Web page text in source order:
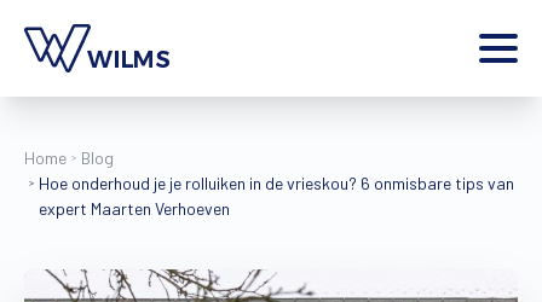
Inspiratie
Home
Blog
Hoe onderhoud je je rolluiken in de vrieskou? 6 onmisbare tips van
expert Maarten Verhoeven